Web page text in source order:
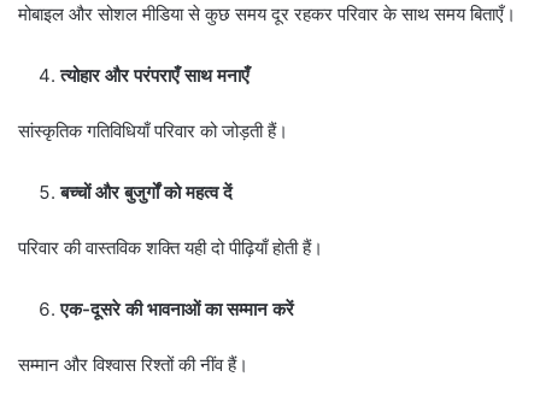
मोबाइल और सोशल मीडिया से कुछ समय दूर रहकर परिवार के साथ समय बिताएँ।
त्योहार और परंपराएँ साथ मनाएँ
सांस्कृतिक गतिविधियाँ परिवार को जोड़ती हैं।
बच्चों और बुजुर्गों को महत्व दें
परिवार की वास्तविक शक्ति यही दो पीढ़ियाँ होती हैं।
एक-दूसरे की भावनाओं का सम्मान करें
सम्मान और विश्वास रिश्तों की नींव हैं।